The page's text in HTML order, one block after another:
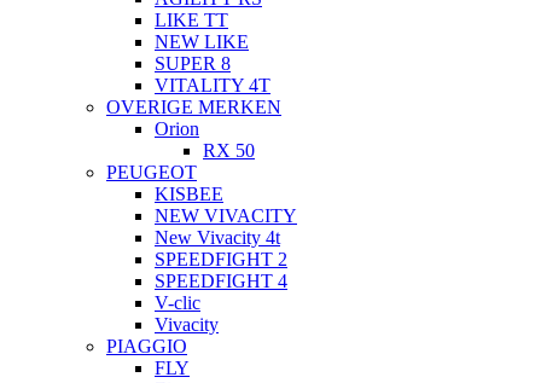
LIKE TT
NEW LIKE
SUPER 8
VITALITY 4T
OVERIGE MERKEN
Orion
RX 50
PEUGEOT
KISBEE
NEW VIVACITY
New Vivacity 4t
SPEEDFIGHT 2
SPEEDFIGHT 4
V-clic
Vivacity
PIAGGIO
FLY